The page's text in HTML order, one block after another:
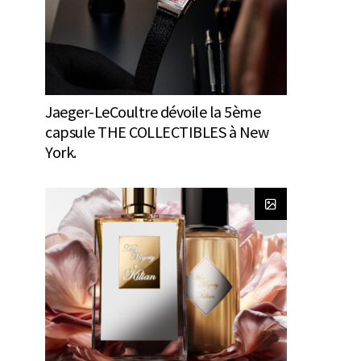
Jaeger-LeCoultre dévoile la 5ème
capsule THE COLLECTIBLES à New
York.